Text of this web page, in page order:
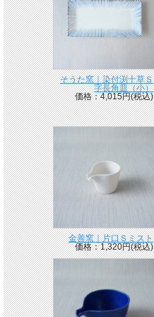
そうた窯｜染付渕十草Ｓ
字長角皿（小）
価格：4,015円(税込)
金善窯｜片口Ｓミスト
価格：1,320円(税込)